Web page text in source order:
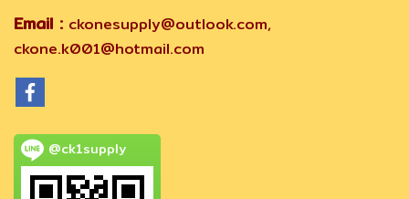
Email : ckonesupply@outlook.com,
ckone.k001@hotmail.com
@ck1supply